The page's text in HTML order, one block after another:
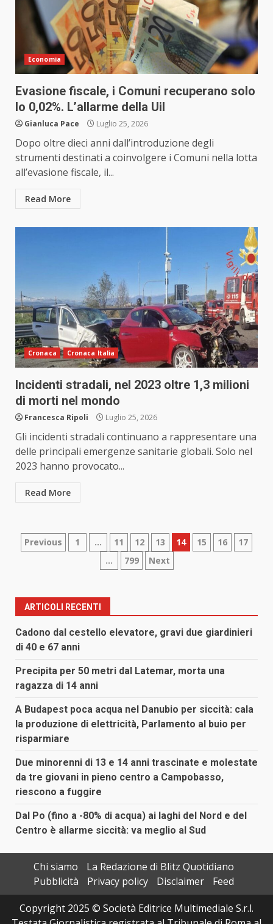
Economia
Evasione fiscale, i Comuni recuperano solo
lo 0,02%. L’allarme della Uil
Gianluca Pace Luglio 25, 2026
Dopo oltre dieci anni dall’introduzione degli
strumenti destinati a coinvolgere i Comuni nella lotta
all’evasione fiscale, il...
Read More
Cronaca Cronaca Italia
Incidenti stradali, nel 2023 oltre 1,3 milioni
di morti nel mondo
Francesca Ripoli Luglio 25, 2026
Gli incidenti stradali continuano a rappresentare una
delle principali emergenze sanitarie globali. Solo nel
2023 hanno provocato...
Read More
Paginazione
articoli
Previous 1 … 11 12 13 14 15 16
17
…
799 Next
ARTICOLI RECENTI
Cadono dal cestello elevatore, gravi due giardinieri
di 40 e 67 anni
Precipita per 50 metri dal Latemar, morta una
ragazza di 14 anni
A Budapest poca acqua nel Danubio per siccità: cala
la produzione di elettricità, Parlamento al buio per
risparmiare
Due minorenni di 13 e 14 anni trascinate e molestate
da tre giovani in pieno centro a Campobasso,
riescono a fuggire
Dal Po (fino a -80% di acqua) ai laghi del Nord e del
Centro è allarme siccità: va meglio al Sud
Chi siamo
La Redazione di Blitz Quotidiano
Pubblicità
Privacy policy Disclaimer
Feed
Copyright 2025 © Società Editrice Multimediale S.r.l.